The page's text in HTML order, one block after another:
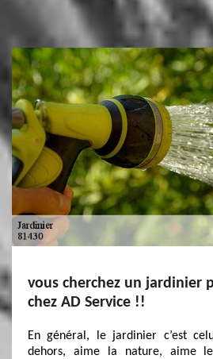
vous cherchez un jardinier
chez AD Service !!
En général, le jardinier c’est
dehors, aime la nature, aime